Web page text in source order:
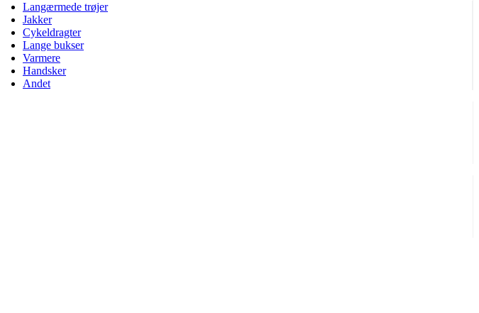
Langærmede trøjer
Jakker
Cykeldragter
Lange bukser
Varmere
Handsker
Andet